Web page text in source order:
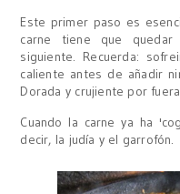
Este primer paso es
carne tiene que
siguiente. Recuerda:
caliente antes de añadir
Dorada y crujiente por
Cuando la carne ya ha
decir, la judía y el garrofón.